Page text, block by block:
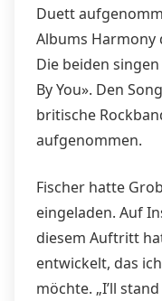
Duett
Albums Harmony
Die beiden singen
By You». Den
britische
aufgenommen.
Fischer hatte
eingeladen. Auf
diesem Auftritt
entwickelt, das
möchte. „I’ll